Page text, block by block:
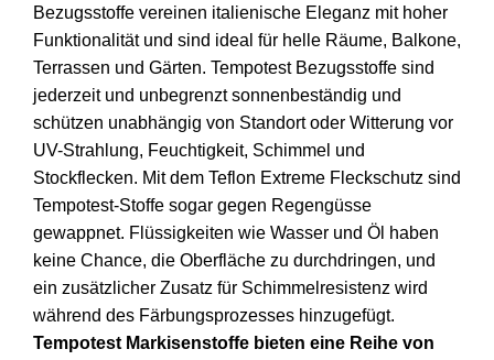
Bezugsstoffe vereinen italienische Eleganz mit hoher
Funktionalität und sind ideal für helle Räume, Balkone,
Terrassen und Gärten. Tempotest Bezugsstoffe sind
jederzeit und unbegrenzt sonnenbeständig und
schützen unabhängig von Standort oder Witterung vor
UV-Strahlung, Feuchtigkeit, Schimmel und
Stockflecken. Mit dem Teflon Extreme Fleckschutz sind
Tempotest-Stoffe sogar gegen Regengüsse
gewappnet. Flüssigkeiten wie Wasser und Öl haben
keine Chance, die Oberfläche zu durchdringen, und
ein zusätzlicher Zusatz für Schimmelresistenz wird
während des Färbungsprozesses hinzugefügt.
Tempotest Markisenstoffe bieten eine Reihe von